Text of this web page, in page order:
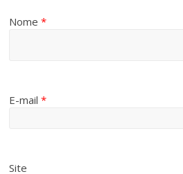
Nome*
E-mail*
Site